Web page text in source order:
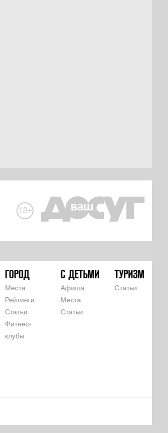
18+
ГОРОД
Места
Рейтинги
Статьи
Фитнес-
клубы
С ДЕТЬМИ
Афиша
Места
Статьи
ТУРИЗМ
Статьи